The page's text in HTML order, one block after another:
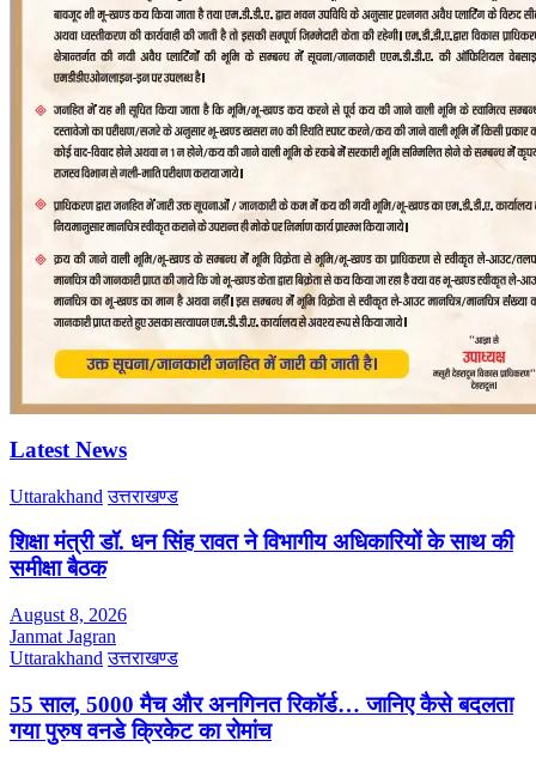
Latest News
Uttarakhand उत्तराखण्ड
शिक्षा मंत्री डॉ. धन सिंह रावत ने विभागीय अधिकारियों के साथ की
समीक्षा बैठक
August 8, 2026
Janmat Jagran
Uttarakhand उत्तराखण्ड
55 साल, 5000 मैच और अनगिनत रिकॉर्ड… जानिए कैसे बदलता
गया पुरुष वनडे क्रिकेट का रोमांच